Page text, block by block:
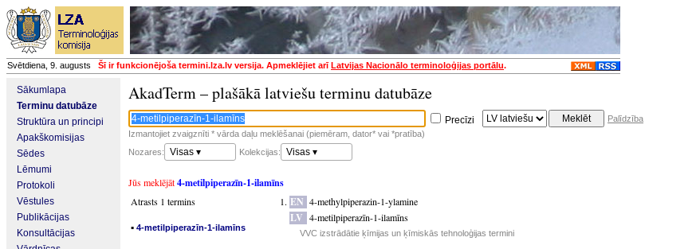
Svētdiena, 9. augusts Šī ir funkcionējoša termini.lza.lv versija. Apmeklējiet arīLatvijas Nacionālo terminoloģijas portālu.
Sākumlapa
Terminu datubāze
Struktūra un principi
Apakškomisijas
Sēdes
Lēmumi
Protokoli
Vēstules
Publikācijas
Konsultācijas
AkadTerm – plašākā latviešu terminu datubāze
Precīzi
Palīdzība
Izmantojiet zvaigznīti * vārda daļu meklēšanai (piemēram, dator* vai *pratība)
Nozares:
Visas ▾ Kolekcijas: Visas ▾
Jūs meklējāt4-metilpiperazīn-1-ilamīns
Atrasts 1 termins
▪ 4-metilpiperazīn-1-ilamīns
EN 4-methylpiperazin-1-ylamine
LV 4-metilpiperazīn-1-ilamīns
VVC izstrādātie ķīmijas un ķīmiskās tehnoloģijas termini